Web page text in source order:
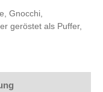
Gnocchi,
geröstet als Puffer,